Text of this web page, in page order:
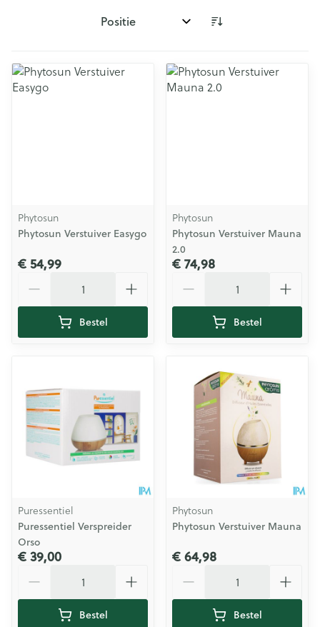
Sorteer op:
Phytosun
Phytosun Verstuiver Easygo
€ 54,99
Bestel
Phytosun
Phytosun Verstuiver Mauna
2.0
€ 74,98
Bestel
Puressentiel
Puressentiel Verspreider
Orso
€ 39,00
Bestel
Phytosun
Phytosun Verstuiver Mauna
€ 64,98
Bestel